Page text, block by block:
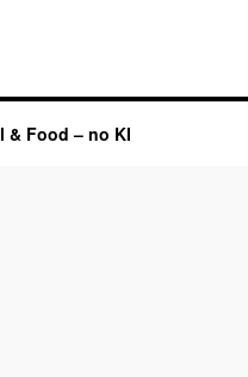
& Food – no KI